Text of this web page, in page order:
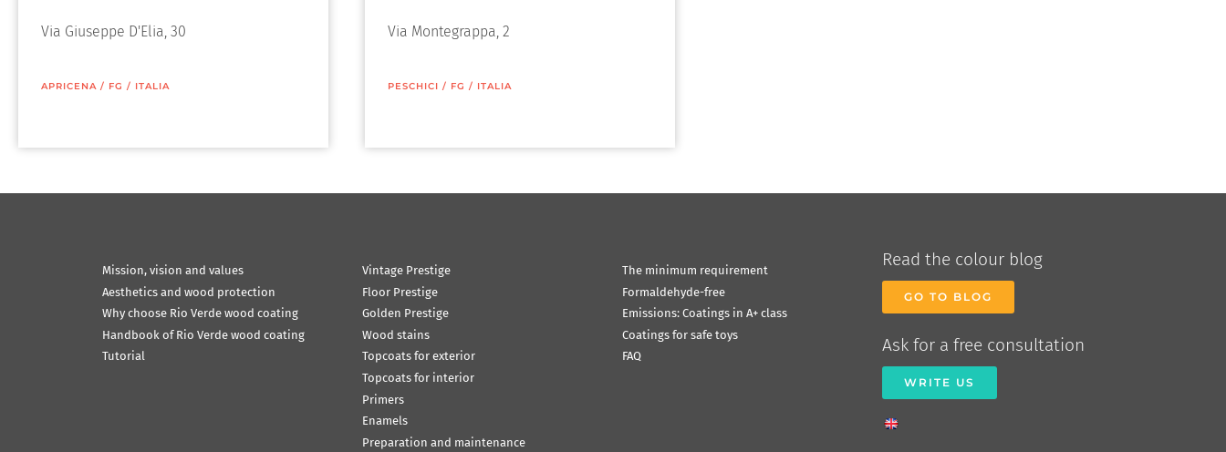
Via Giuseppe D'Elia, 30
APRICENA / FG / ITALIA
Via Montegrappa, 2
PESCHICI / FG / ITALIA
Mission, vision and values
Aesthetics and wood protection
Why choose Rio Verde wood coating
Handbook of Rio Verde wood coating
Tutorial
Vintage Prestige
Floor Prestige
Golden Prestige
Wood stains
Topcoats for exterior
Topcoats for interior
Primers
Enamels
Preparation and maintenance
The minimum requirement
Formaldehyde-free
Emissions: Coatings in A+ class
Coatings for safe toys
FAQ
Read the colour blog
GO TO BLOG
Ask for a free consultation
WRITE US